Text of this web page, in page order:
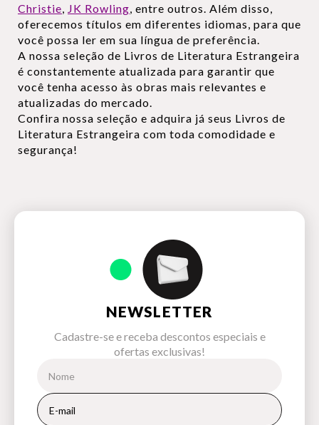
Christie, JK Rowling, entre outros. Além disso,
oferecemos títulos em diferentes idiomas, para que
você possa ler em sua língua de preferência.
A nossa seleção de Livros de Literatura Estrangeira
é constantemente atualizada para garantir que
você tenha acesso às obras mais relevantes e
atualizadas do mercado.
Confira nossa seleção e adquira já seus Livros de
Literatura Estrangeira com toda comodidade e
segurança!
NEWSLETTER
Cadastre-se e receba descontos especiais e
ofertas exclusivas!